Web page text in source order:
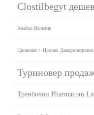
Clostilbegyt
Анабол Нальчик
Ципионат + Пропик Днепропетровск
Туриновер
Тренболон Pharmacom